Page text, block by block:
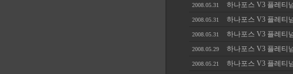
2008.05.31 하나포스 V3 플레티
2008.05.31 하나포스 V3 플레티
2008.05.31 하나포스 V3 플레티
2008.05.29 하나포스 V3 플레티
2008.05.21 하나포스 V3 플레티